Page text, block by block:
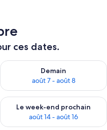
ces dates.
août 6 - août 7
Demain
août 7 - août 8
Vérifier la disponibilité pour
end août 7 - août 9
Le week-end prochain
août 14 - août 16
Vérifier la disponibilité pour